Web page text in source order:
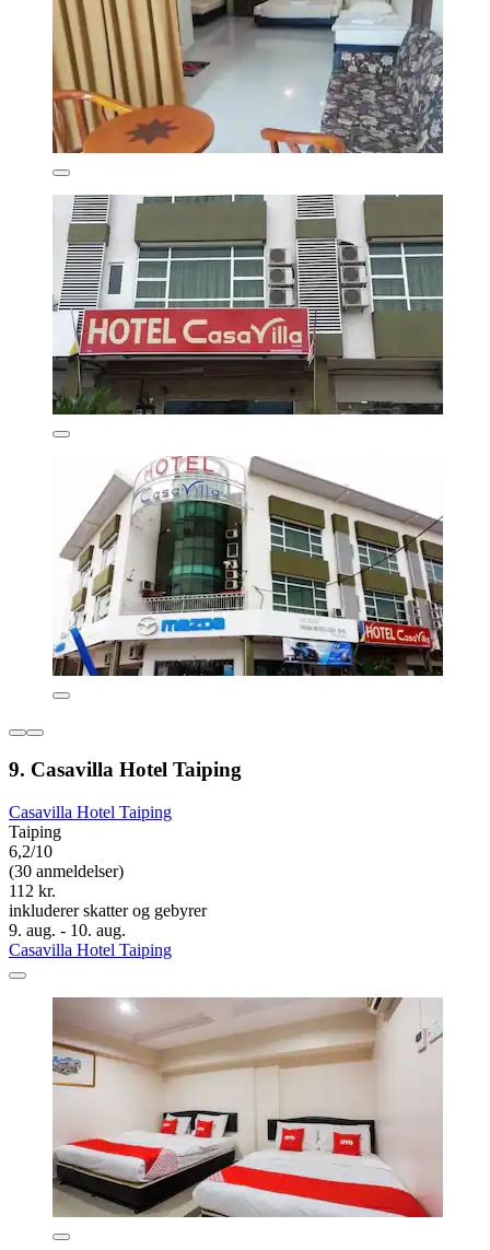
9. Casavilla Hotel Taiping
Casavilla Hotel Taiping
Taiping
6,2/10
(30 anmeldelser)
112 kr.
inkluderer skatter og gebyrer
9. aug. - 10. aug.
Casavilla Hotel Taiping